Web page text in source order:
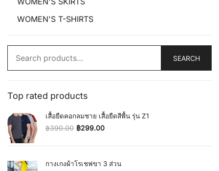
WOMEN'S T-SHIRTS
for:
SEARCH
Top rated products
เสื้อยืดคอกลมชาย เสื้อยืดสีพื้น รุ่น Z1
฿390.00
Original price was: ฿390.00.
฿299.00
Current price is: ฿299.00.
กางเกงผ้าโรเชฟขา 3 ส่วน